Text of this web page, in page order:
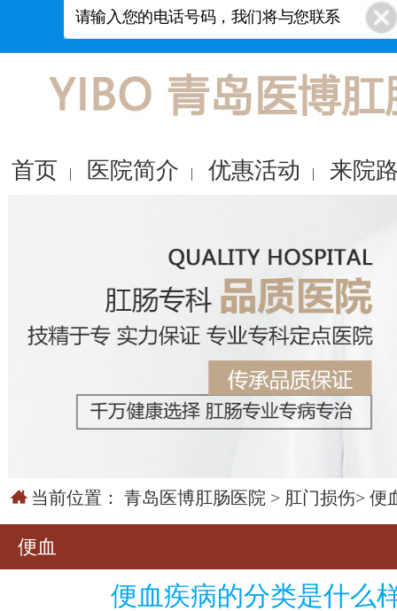
首页 | 医院简介 | 优惠活动 | 来院
当前位置： 青岛医博肛肠医院 > 肛门损伤> 便
便血
便血疾病的分类是什么